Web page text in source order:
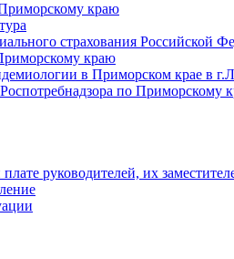
краю
страхования Российской
краю
в Приморском крае в
по Приморскому
руководителей, их